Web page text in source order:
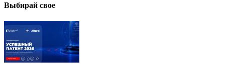
Выбирай свое